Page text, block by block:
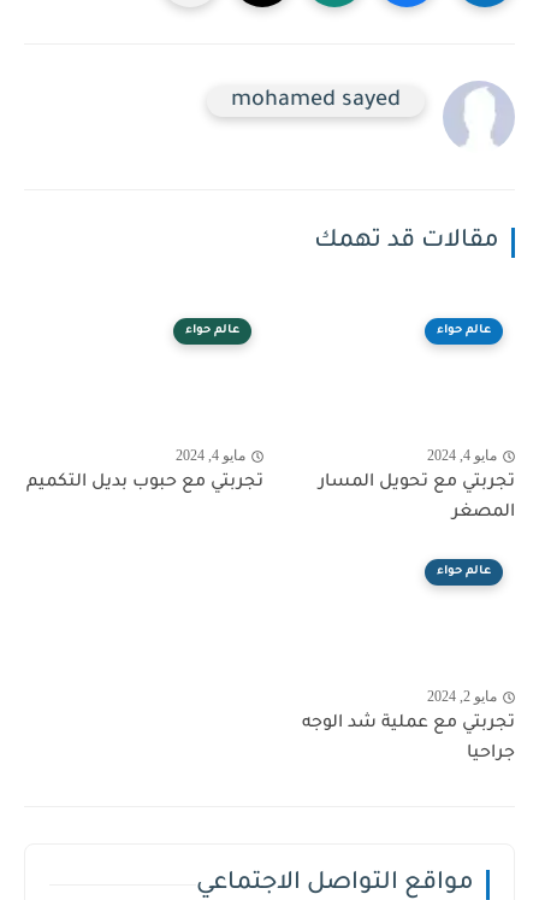
mohamed sayed
مقالات قد تهمك
عالم حواء
مايو 4, 2024
تجربتي مع تحويل المسار
المصغر
عالم حواء
مايو 4, 2024
تجربتي مع حبوب بديل التكميم
عالم حواء
مايو 2, 2024
تجربتي مع عملية شد الوجه
جراحيا
مواقع التواصل الاجتماعي